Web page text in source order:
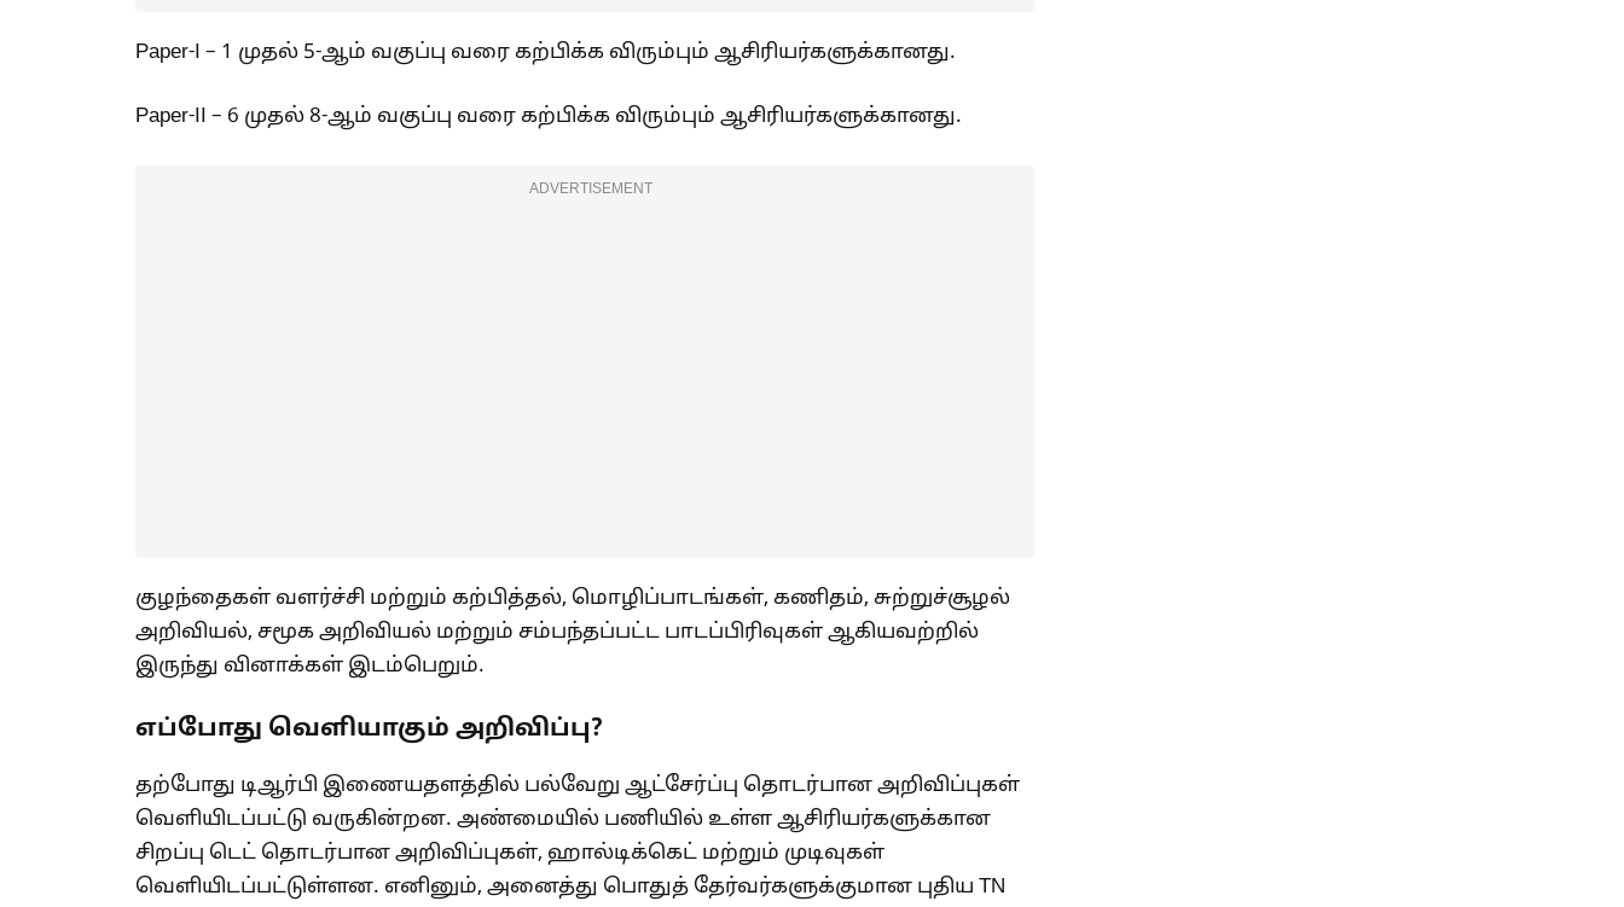
Paper-I – 1 முதல் 5-ஆம் வகுப்பு வரை கற்பிக்க விரும்பும் ஆசிரியர்களுக்கானது.
Paper-II – 6 முதல் 8-ஆம் வகுப்பு வரை கற்பிக்க விரும்பும் ஆசிரியர்களுக்கானது.
ADVERTISEMENT
குழந்தைகள் வளர்ச்சி மற்றும் கற்பித்தல், மொழிப்பாடங்கள், கணிதம், சுற்றுச்சூழல்
அறிவியல், சமூக அறிவியல் மற்றும் சம்பந்தப்பட்ட பாடப்பிரிவுகள் ஆகியவற்றில்
இருந்து வினாக்கள் இடம்பெறும்.
எப்போது வெளியாகும் அறிவிப்பு?
தற்போது டிஆர்பி இணையதளத்தில் பல்வேறு ஆட்சேர்ப்பு தொடர்பான அறிவிப்புகள்
வெளியிடப்பட்டு வருகின்றன. அண்மையில் பணியில் உள்ள ஆசிரியர்களுக்கான
சிறப்பு டெட் தொடர்பான அறிவிப்புகள், ஹால்டிக்கெட் மற்றும் முடிவுகள்
வெளியிடப்பட்டுள்ளன. எனினும், அனைத்து பொதுத் தேர்வர்களுக்குமான புதிய TN